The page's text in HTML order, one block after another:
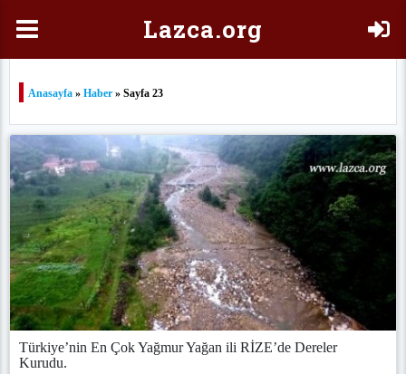
Lazca.org
Anasayfa » Haber » Sayfa 23
Türkiye’nin En Çok Yağmur Yağan ili RİZE’de Dereler
Kurudu.